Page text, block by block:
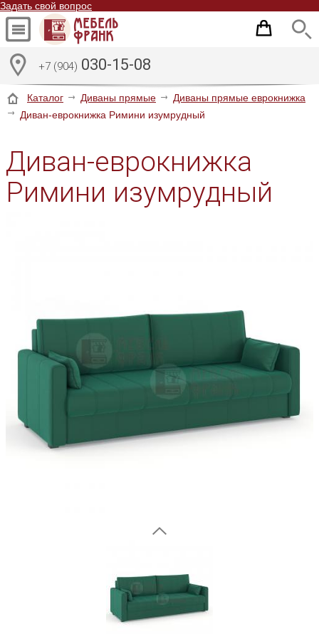
Задать свой вопрос
+7 (904) 030-15-08
Каталог Диваны прямые
Диваны прямые еврокнижка
Диван-еврокнижка Римини изумрудный
Диван-еврокнижка
Римини изумрудный